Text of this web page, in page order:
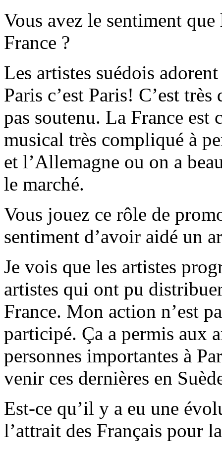
Vous avez le sentiment
France ?
Les artistes suédois
Paris c’est Paris! C’est
pas soutenu. La France est
musical très compliqué à
et l’Allemagne ou on a
le marché.
Vous jouez ce rôle de
sentiment d’avoir aidé un
Je vois que les artistes
artistes qui ont pu
France. Mon action n’est
participé. Ça a permis aux
personnes importantes à
venir ces dernières en
Est-ce qu’il y a eu une
l’attrait des Français pour